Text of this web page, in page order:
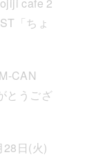
cafe 2
「ちょ
CAN
とうござ
日(火)